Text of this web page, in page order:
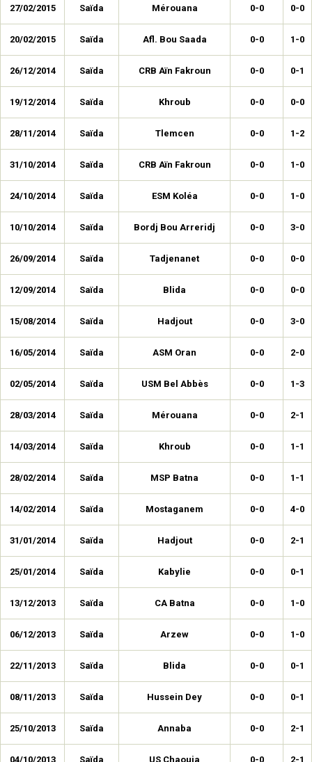
27/02/2015 Saïda Mérouana 0-0 0-0
20/02/2015 Saïda Afl. Bou Saada 0-0 1-0
26/12/2014 Saïda CRB Aïn Fakroun 0-0 0-1
19/12/2014 Saïda Khroub 0-0 0-0
28/11/2014 Saïda Tlemcen 0-0 1-2
31/10/2014 Saïda CRB Aïn Fakroun 0-0 1-0
24/10/2014 Saïda ESM Koléa 0-0 1-0
10/10/2014 Saïda Bordj Bou Arreridj 0-0 3-0
26/09/2014 Saïda Tadjenanet 0-0 0-0
12/09/2014 Saïda Blida 0-0 0-0
15/08/2014 Saïda Hadjout 0-0 3-0
16/05/2014 Saïda ASM Oran 0-0 2-0
02/05/2014 Saïda USM Bel Abbès 0-0 1-3
28/03/2014 Saïda Mérouana 0-0 2-1
14/03/2014 Saïda Khroub 0-0 1-1
28/02/2014 Saïda MSP Batna 0-0 1-1
14/02/2014 Saïda Mostaganem 0-0 4-0
31/01/2014 Saïda Hadjout 0-0 2-1
25/01/2014 Saïda Kabylie 0-0 0-1
13/12/2013 Saïda CA Batna 0-0 1-0
06/12/2013 Saïda Arzew 0-0 1-0
22/11/2013 Saïda Blida 0-0 0-1
08/11/2013 Saïda Hussein Dey 0-0 0-1
25/10/2013 Saïda Annaba 0-0 2-1
04/10/2013 Saïda US Chaouia 0-0 2-1